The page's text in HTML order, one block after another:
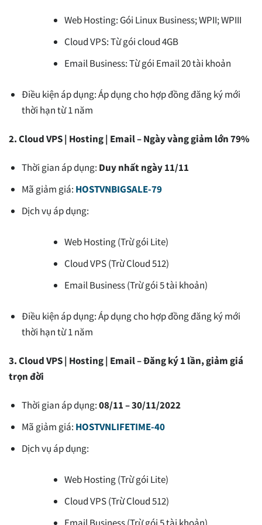
Web Hosting: Gói Linux Business; WPII; WPIII
Cloud VPS: Từ gói cloud 4GB
Email Business: Từ gói Email 20 tài khoản
Điều kiện áp dụng: Áp dụng cho hợp đồng đăng ký mới
thời hạn từ 1 năm
2. Cloud VPS | Hosting | Email – Ngày vàng giảm lớn 79%
Thời gian áp dụng: Duy nhất ngày 11/11
Mã giảm giá: HOSTVNBIGSALE-79
Dịch vụ áp dụng:
Web Hosting (Trừ gói Lite)
Cloud VPS (Trừ Cloud 512)
Email Business (Trừ gói 5 tài khoản)
Điều kiện áp dụng: Áp dụng cho hợp đồng đăng ký mới
thời hạn từ 1 năm
3. Cloud VPS | Hosting | Email – Đăng ký 1 lần, giảm giá
trọn đời
Thời gian áp dụng:08/11 – 30/11/2022
Mã giảm giá: HOSTVNLIFETIME-40
Dịch vụ áp dụng:
Web Hosting (Trừ gói Lite)
Cloud VPS (Trừ Cloud 512)